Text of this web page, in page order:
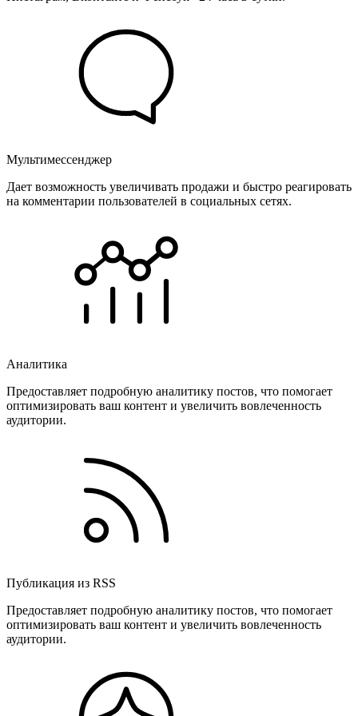
Мультимессенджер
Дает возможность увеличивать продажи и быстро реагировать
на комментарии пользователей в социальных сетях.
Аналитика
Предоставляет подробную аналитику постов, что помогает
оптимизировать ваш контент и увеличить вовлеченность
аудитории.
Публикация из RSS
Предоставляет подробную аналитику постов, что помогает
оптимизировать ваш контент и увеличить вовлеченность
аудитории.